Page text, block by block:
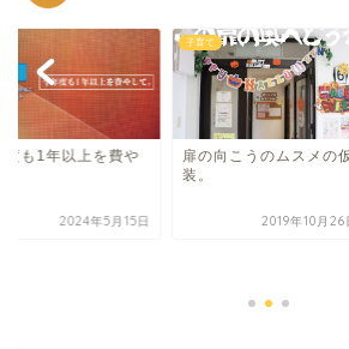
度も1年以上を費や
2024年5月15日
子育て
扉の向こうのムスメの
装。
2019年10月26